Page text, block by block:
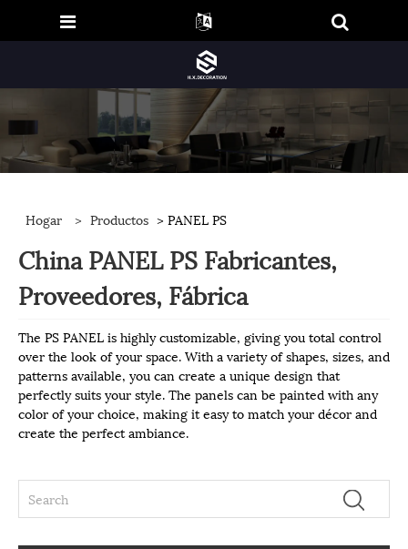
Hogar > Productos > PANEL PS
China PANEL PS Fabricantes,
Proveedores, Fábrica
The PS PANEL is highly customizable, giving you total control
over the look of your space. With a variety of shapes, sizes, and
patterns available, you can create a unique design that
perfectly suits your style. The panels can be painted with any
color of your choice, making it easy to match your décor and
create the perfect ambiance.